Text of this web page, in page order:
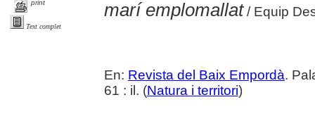
print
Text complet
marí emplomallat/ Equip
En: Revista del Baix Empordà.
61 : il. (Natura i territori)